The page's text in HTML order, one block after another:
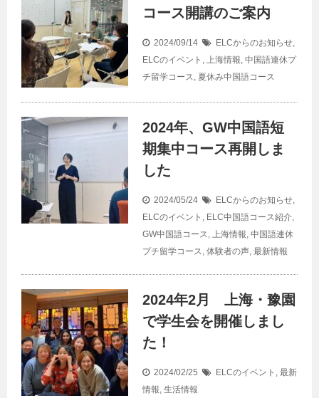
コース開講のご案内
2024/09/14 ELCからのお知らせ,
ELCのイベント , 上海情報, 中国語連休プ
チ留学コース, 夏休み中国語コース
2024年、GW中国語短
期集中コース再開しま
した
2024/05/24 ELCからのお知らせ,
ELCのイベント , ELC中国語コース紹介,
GW中国語コース, 上海情報, 中国語連休
プチ留学コース, 体験者の声, 最新情報
2024年2月 上海・豫園
で学生会を開催しまし
た！
2024/02/25 ELCのイベント , 最新
情報, 生活情報